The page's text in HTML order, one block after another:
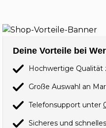
Deine Vorteile bei
Hochwertige Qualität
Große Auswahl an
Telefonsupport unter
Sicheres und